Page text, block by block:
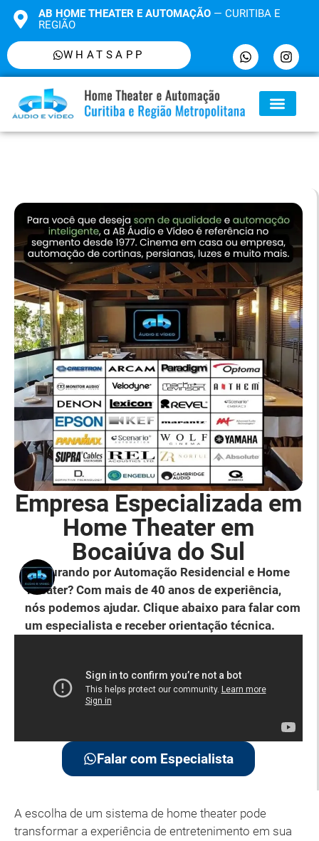
AB HOME THEATER E AUTOMAÇÃO— CURITIBA E
REGIÃO
WHATSAPP
Empresa Especializada em
Home Theater em
Bocaiúva do Sul
Procurando por Automação Residencial e Home
Theater? Com mais de 40 anos de experiência,
nós podemos ajudar. Clique abaixo para falar com
um especialista e receber orientação técnica.
Falar com Especialista
A escolha de um sistema de home theater pode
transformar a experiência de entretenimento em sua